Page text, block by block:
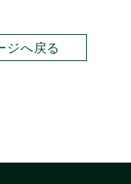
ジへ戻る